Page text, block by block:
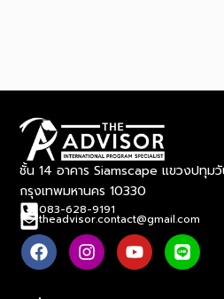
ชั้น 14 อาคาร Siamscape แขวงปทุม
กรุงเทพมหานคร 10330
083-628-9191
theadvisor.contact@gmail.com